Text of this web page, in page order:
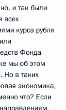
и так были
всех
курса рубля
Фонда
мы об этом
Но в таких
экономика,
что? Если